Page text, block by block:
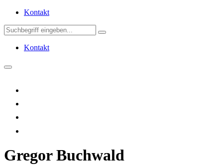
Kontakt
Kontakt
Gregor Buchwald